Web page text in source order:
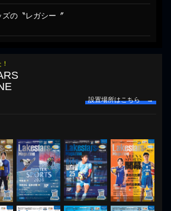
ズの〝レガシー〞
設置場所はこちら →